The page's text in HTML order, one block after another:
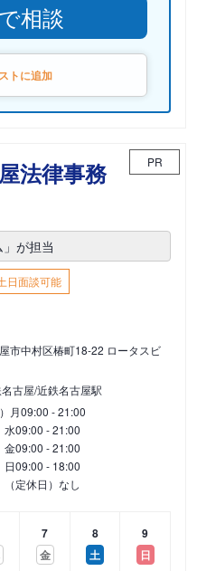
相談
トに追加
法律事務
PR
が担当
日面談可能
市中村区椿町18-22 ロータスビ
古屋/近鉄名古屋駅
月09:00 - 21:00
水09:00 - 21:00
金09:00 - 21:00
日09:00 - 18:00
（定休日）なし
7
金
8
土
9
日